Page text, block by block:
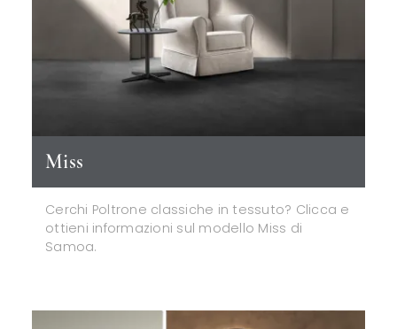
Miss
Cerchi Poltrone classiche in tessuto? Clicca e
ottieni informazioni sul modello Miss di
Samoa.